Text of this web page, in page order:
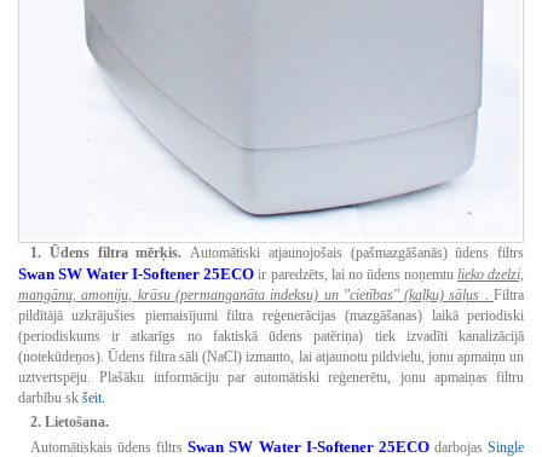
1. Ūdens filtra mērķis. Automātiski atjaunojošais (pašmazgāšanās) ūdens filtrs
Swan SW Water I-Softener 25ECO ir paredzēts, lai no ūdens noņemtu lieko dzelzi,
mangānu, amoniju, krāsu (permanganāta indeksu) un "cietības" (kaļķu) sāļus .Filtra
pildītājā uzkrājušies piemaisījumi filtra reģenerācijas (mazgāšanas) laikā periodiski
(periodiskums ir atkarīgs no faktiskā ūdens patēriņa) tiek izvadīti kanalizācijā
(notekūdeņos).Ūdens filtra sāli (NaCl) izmanto, lai atjaunotu pildvielu, jonu apmaiņu un
uztvertspēju.Plašāku informāciju par automātiski reģenerētu, jonu apmaiņas filtru
darbību sk šeit.
2. Lietošana.
Automātiskais ūdens filtrsSwan SW Water I-Softener 25ECO darbojasSingle